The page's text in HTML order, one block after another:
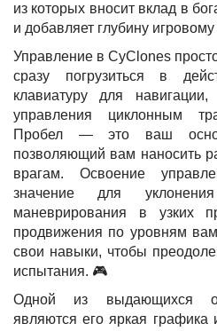
из которых вносит вклад в
и добавляет глубину игровому
Управление в CyClones
сразу погрузиться в
клавиатуру для
управления циклонным
Пробел — это ваш
позволяющий вам наносить
врагам. Освоение
значение для
маневрирования в узких
продвижения по уровням
свои навыки, чтобы
испытания. 🎮
Одной из выдающихся
являются его яркая графика